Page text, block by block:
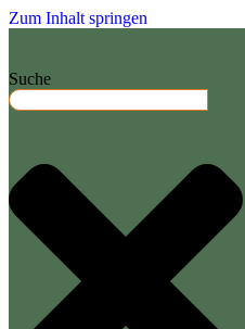
Zum Inhalt springen
Suche